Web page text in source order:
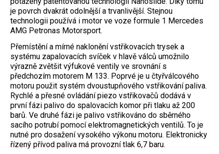
je povrch dvakrát odolnější a trvanlivější. Stejnou
technologii používá i motor ve voze formule 1 Mercedes
AMG Petronas Motorsport.
Přemístění a mírné naklonění vstřikovacích trysek a
systému zapalovacích svíček v hlavě válců umožnilo
výrazně zvětšit výfukové ventily ve srovnání s
předchozím motorem M 133. Poprvé je u čtyřválcového
motoru použit systém dvoustupňového vstřikování paliva.
Rychlé a přesné ovládání piezo vstřikovačů dodává v
první fázi palivo do spalovacích komor při tlaku až 200
barů. Ve druhé fázi je palivo vstřikováno do sběrného
sacího potrubí pomocí elektromagnetických ventilů. To je
nutné pro dosažení vysokého výkonu motoru. Elektronicky
řízený přívod paliva má provozní tlak 6,7 baru.